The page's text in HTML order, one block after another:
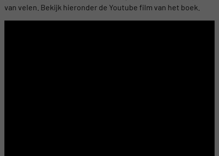
van velen. Bekijk hieronder de Youtube film van het boek.